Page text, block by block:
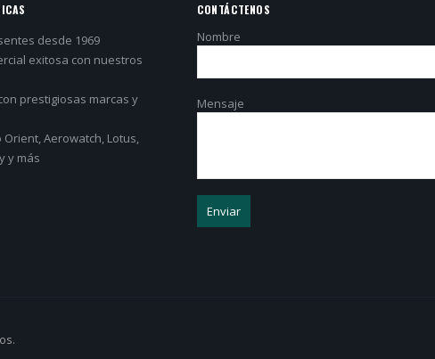
desde 1969
exitosa con nuestros
prestigiosas marcas y
Aerowatch, Lotus,
y más
CONTÁCTENOS
Nombre
Mensaje